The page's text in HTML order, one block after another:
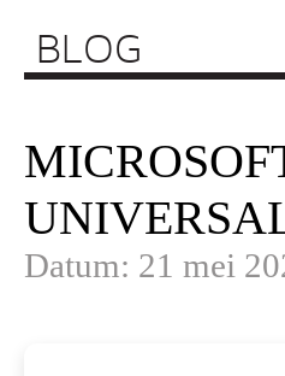
BLOG
Datum: 21 mei